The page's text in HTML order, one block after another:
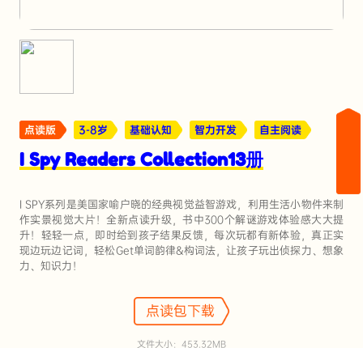
I Spy Readers Collection13册
I SPY系列是美国家喻户晓的经典视觉益智游戏，利用生活小物件来制
作实景视觉大片！全新点读升级，书中300个解谜游戏体验感大大提
升！轻轻一点，即时给到孩子结果反馈，每次玩都有新体验，真正实
现边玩边记词，轻松Get单词韵律&构词法，让孩子玩出侦探力、想象
力、知识力！
点读包下载
点读版 3-8岁 基础认知 智力开发 自主阅读
文件大小：453.32MB